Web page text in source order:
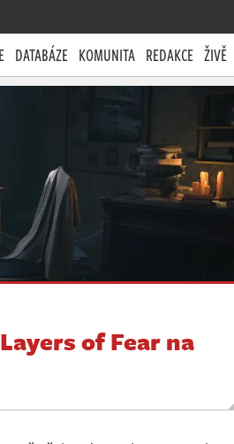
DATABÁZE KOMUNITA REDAKCE ŽIVĚ
of Fear na